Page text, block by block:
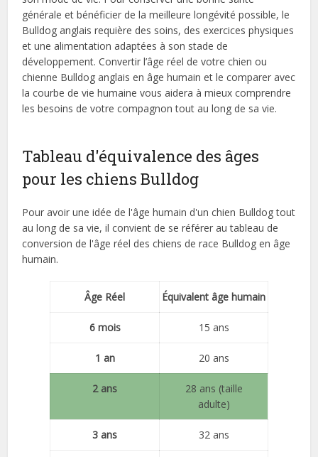
générale et bénéficier de la meilleure longévité possible, le
Bulldog anglais requière des soins, des exercices physiques
et une alimentation adaptées à son stade de
développement. Convertir l’âge réel de votre chien ou
chienne Bulldog anglais en âge humain et le comparer avec
la courbe de vie humaine vous aidera à mieux comprendre
les besoins de votre compagnon tout au long de sa vie.
Tableau d'équivalence des âges
pour les chiens Bulldog
Pour avoir une idée de l'âge humain d'un chien Bulldog tout
au long de sa vie, il convient de se référer au tableau de
conversion de l'âge réel des chiens de race Bulldog en âge
humain.
Âge Réel Équivalent âge humain
6 mois 15 ans
1 an 20 ans
2 ans
28 ans (taille
adulte)
3 ans 32 ans